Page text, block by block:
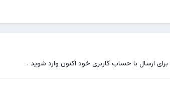
برای ارسال با حساب کاربری خود اکنون وارد شوید .